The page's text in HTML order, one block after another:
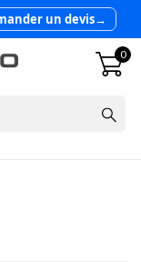
un devis→
0